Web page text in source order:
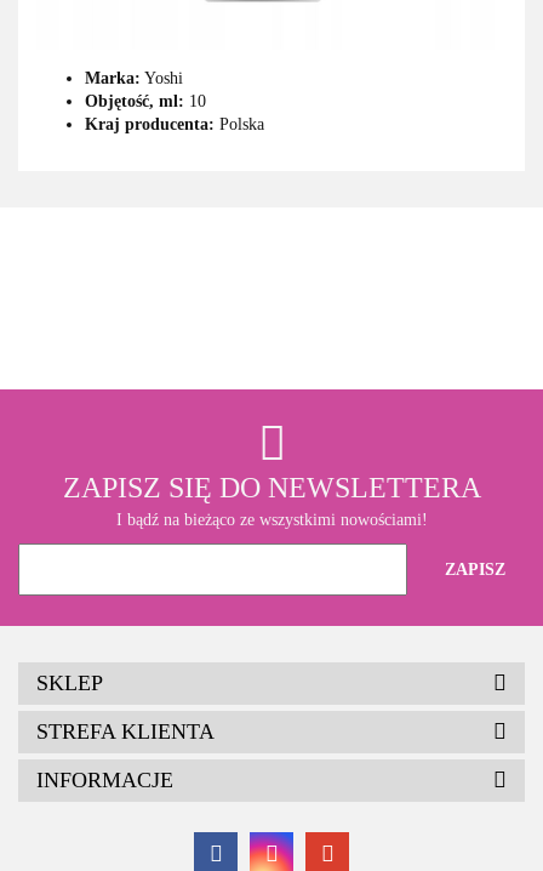
Marka: Yoshi
Objętość, ml: 10
Kraj producenta: Polska
ZAPISZ SIĘ DO NEWSLETTERA
I bądź na bieżąco ze wszystkimi nowościami!
SKLEP
STREFA KLIENTA
INFORMACJE